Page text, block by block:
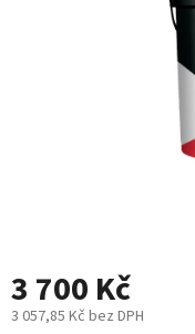
3 700 Kč
3 057,85 Kč bez DPH